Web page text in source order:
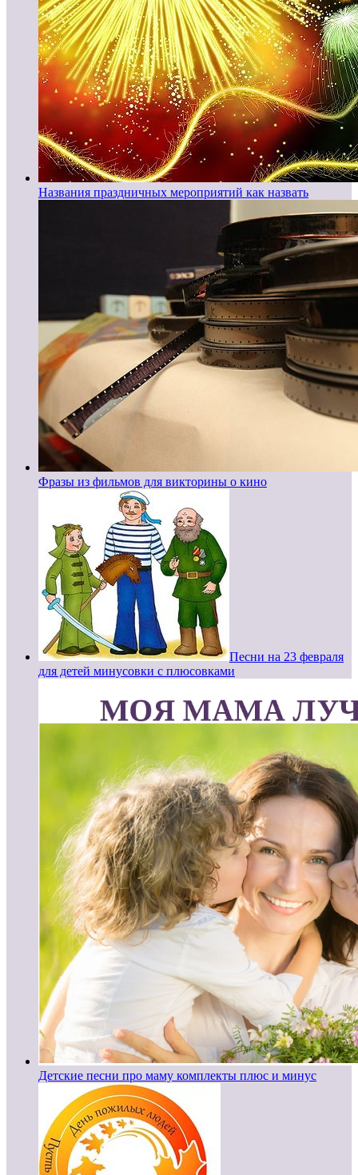
Названия праздничных мероприятий как назвать
Фразы из фильмов для викторины о кино
Песни на 23 февраля
для детей минусовки с плюсовками
Детские песни про маму комплекты плюс и минус